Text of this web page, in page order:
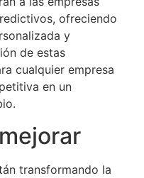
ofreciendo
y
de estas
cualquier empresa
en un
transformando la